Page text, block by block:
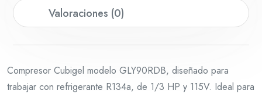
Valoraciones (0)
Compresor Cubigel modelo GLY90RDB, diseñado para
trabajar con refrigerante R134a, de 1/3 HP y 115V. Ideal para